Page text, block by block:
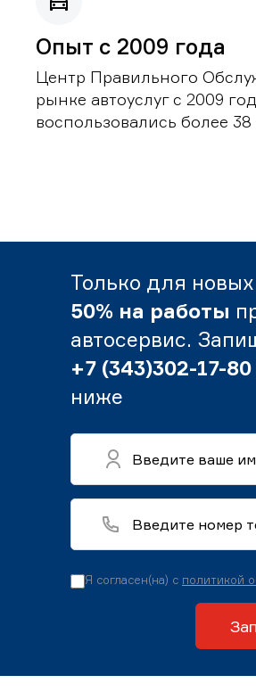
Опыт с 2009 года
Центр Правильного
рынке автоуслуг с 2009
воспользовались более
Только для
50% на работы
автосервис.
+7 (343)302-17-80
ниже
Я согласен(на) с политикой